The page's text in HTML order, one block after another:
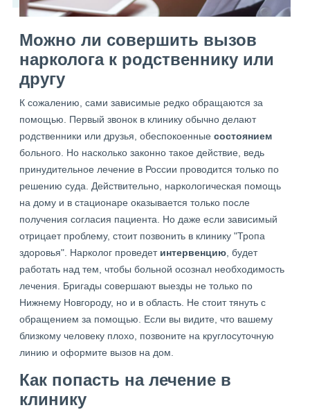
Можно ли совершить вызов
нарколога к родственнику или
другу
К сожалению, сами зависимые редко обращаются за
помощью. Первый звонок в клинику обычно делают
родственники или друзья, обеспокоенные состоянием
больного. Но насколько законно такое действие, ведь
принудительное лечение в России проводится только по
решению суда. Действительно, наркологическая помощь
на дому и в стационаре оказывается только после
получения согласия пациента. Но даже если зависимый
отрицает проблему, стоит позвонить в клинику "Тропа
здоровья". Нарколог проведет интервенцию, будет
работать над тем, чтобы больной осознал необходимость
лечения. Бригады совершают выезды не только по
Нижнему Новгороду, но и в область. Не стоит тянуть с
обращением за помощью. Если вы видите, что вашему
близкому человеку плохо, позвоните на круглосуточную
линию и оформите вызов на дом.
Как попасть на лечение в
клинику